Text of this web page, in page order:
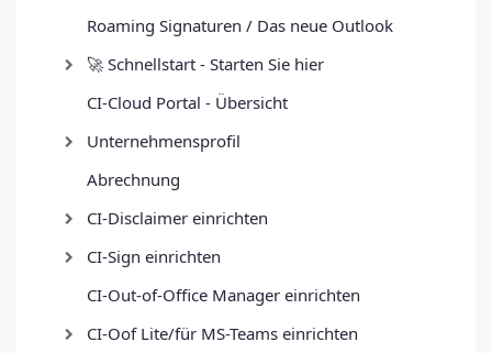
Roaming Signaturen / Das neue Outlook
🚀 Schnellstart - Starten Sie hier
CI-Cloud Portal - Übersicht
Unternehmensprofil
Abrechnung
CI-Disclaimer einrichten
CI-Sign einrichten
CI-Out-of-Office Manager einrichten
CI-Oof Lite/für MS-Teams einrichten